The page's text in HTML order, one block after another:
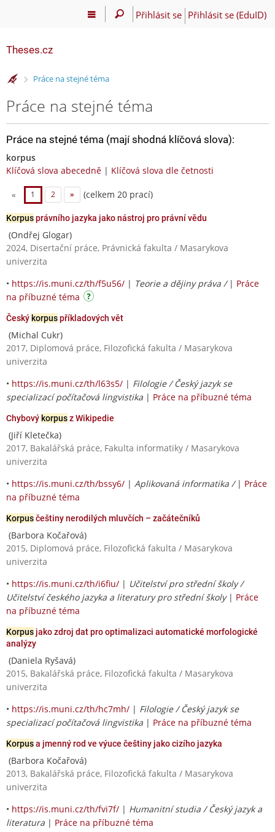
Přihlásit se Přihlásit se (EduID)
Theses.cz
>Práce na stejné téma
Práce na stejné téma
Práce na stejné téma (mají shodná klíčová slova):
korpus
Klíčová slova abecedně | Klíčová slova dle četnosti
« 1 2 » (celkem 20 prací)
Korpusprávního jazyka jako nástroj pro právní vědu
(Ondřej Glogar)
2024, Disertační práce, Právnická fakulta / Masarykova
univerzita
• https://is.muni.cz/th/f5u56/ | Teorie a dějiny práva / | Práce
na příbuzné téma
Český korpuspříkladových vět
(Michal Cukr)
2017, Diplomová práce, Filozofická fakulta / Masarykova
univerzita
• https://is.muni.cz/th/l63s5/ | Filologie / Český jazyk se
specializací počítačová lingvistika | Práce na příbuzné téma
Chybový korpusz Wikipedie
(Jiří Kletečka)
2017, Bakalářská práce, Fakulta informatiky / Masarykova
univerzita
• https://is.muni.cz/th/bssy6/ | Aplikovaná informatika / | Práce
na příbuzné téma
Korpusčeštiny nerodilých mluvčích – začátečníků
(Barbora Kočařová)
2015, Diplomová práce, Filozofická fakulta / Masarykova
univerzita
• https://is.muni.cz/th/i6fiu/ | Učitelství pro střední školy /
Učitelství českého jazyka a literatury pro střední školy| Práce
na příbuzné téma
Korpus jako zdroj dat pro optimalizaci automatické morfologické
analýzy
(Daniela Ryšavá)
2015, Bakalářská práce, Filozofická fakulta / Masarykova
univerzita
• https://is.muni.cz/th/hc7mh/ | Filologie / Český jazyk se
specializací počítačová lingvistika | Práce na příbuzné téma
Korpusa jmenný rod ve výuce češtiny jako cizího jazyka
(Barbora Kočařová)
2013, Bakalářská práce, Filozofická fakulta / Masarykova
univerzita
• https://is.muni.cz/th/fvi7f/ | Humanitní studia / Český jazyk a
literatura | Práce na příbuzné téma